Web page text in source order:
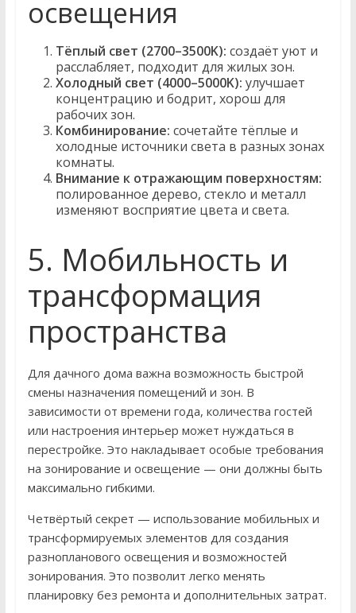
освещения
Тёплый свет (2700–3500K): создаёт уют и
расслабляет, подходит для жилых зон.
Холодный свет (4000–5000K): улучшает
концентрацию и бодрит, хорош для
рабочих зон.
Комбинирование: сочетайте тёплые и
холодные источники света в разных зонах
комнаты.
Внимание к отражающим поверхностям:
полированное дерево, стекло и металл
изменяют восприятие цвета и света.
5. Мобильность и
трансформация
пространства
Для дачного дома важна возможность быстрой
смены назначения помещений и зон. В
зависимости от времени года, количества гостей
или настроения интерьер может нуждаться в
перестройке. Это накладывает особые требования
на зонирование и освещение — они должны быть
максимально гибкими.
Четвёртый секрет — использование мобильных и
трансформируемых элементов для создания
разнопланового освещения и возможностей
зонирования. Это позволит легко менять
планировку без ремонта и дополнительных затрат.